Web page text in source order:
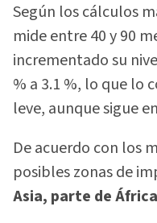
Según los cálculos
mide entre 40 y 90
incrementado su
% a 3.1 %, lo que lo
leve, aunque sigue
De acuerdo con los
posibles zonas de
Asia, parte de